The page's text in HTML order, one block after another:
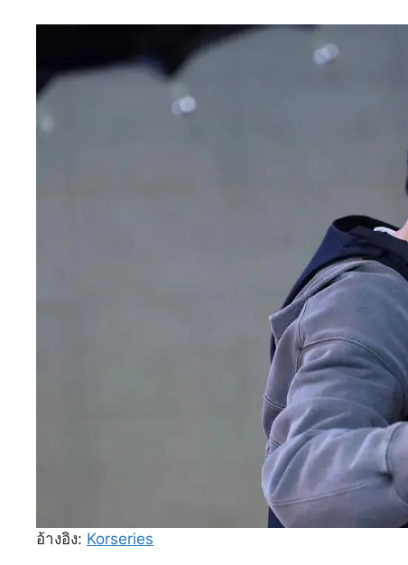
อ้างอิง: Korseries